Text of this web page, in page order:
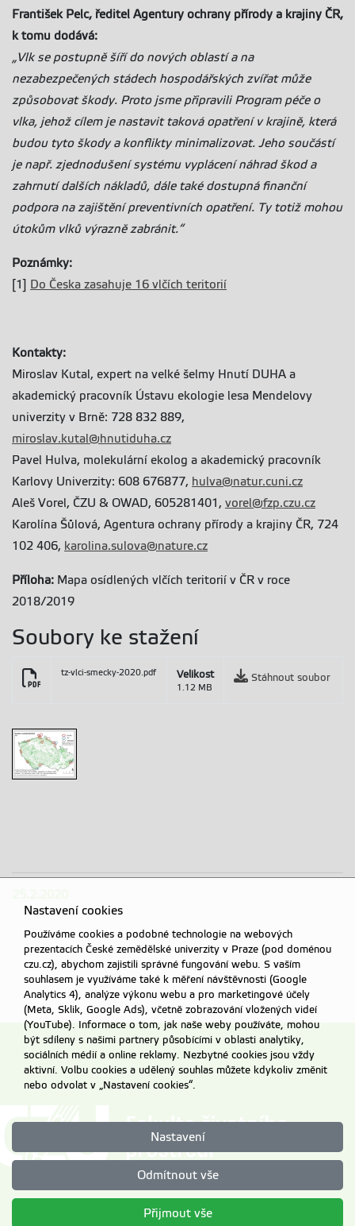
František Pelc, ředitel Agentury ochrany přírody a krajiny ČR,
k tomu dodává:
„Vlk se postupně šíří do nových oblastí a na
nezabezpečených stádech hospodářských zvířat může
způsobovat škody. Proto jsme připravili Program péče o
vlka, jehož cílem je nastavit taková opatření v krajině, která
budou tyto škody a konflikty minimalizovat. Jeho součástí
je např. zjednodušení systému vyplácení náhrad škod a
zahrnutí dalších nákladů, dále také dostupná finanční
podpora na zajištění preventivních opatření. Ty totiž mohou
útokům vlků výrazně zabránit.“
Poznámky:
[1]
Do Česka zasahuje 16 vlčích teritorií
Kontakty:
Miroslav Kutal, expert na velké šelmy Hnutí DUHA a
akademický pracovník Ústavu ekologie lesa Mendelovy
univerzity v Brně: 728 832 889,
miroslav.kutal@hnutiduha.cz
Pavel Hulva, molekulární ekolog a akademický pracovník
Karlovy Univerzity: 608 676877, hulva@natur.cuni.cz
Aleš Vorel, ČZU & OWAD, 605281401, vorel@fzp.czu.cz
Karolína Šůlová, Agentura ochrany přírody a krajiny ČR, 724
102 406, karolina.sulova@nature.cz
Příloha: Mapa osídlených vlčích teritorií v ČR v roce
2018/2019
Soubory ke stažení
tz-vlci-smecky-2020.pdf Velikost
1.12 MB
Stáhnout soubor
Nastavení cookies
Používáme cookies a podobné technologie na webových
prezentacích České zemědělské univerzity v Praze (pod doménou
czu.cz), abychom zajistili správné fungování webu. S vaším
souhlasem je využíváme také k měření návštěvnosti (Google
Analytics 4), analýze výkonu webu a pro marketingové účely
(Meta, Sklik, Google Ads), včetně zobrazování vložených videí
(YouTube). Informace o tom, jak naše weby používáte, mohou
být sdíleny s našimi partnery působícími v oblasti analytiky,
sociálních médií a online reklamy. Nezbytné cookies jsou vždy
aktivní. Volbu cookies a udělený souhlas můžete kdykoliv změnit
nebo odvolat v „Nastavení cookies“.
Nastavení
Odmítnout vše
Přijmout vše